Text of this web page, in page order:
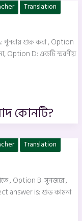
Translation
পুনরায় শুরু করা , Option
Option D: একটি স্মরণীয়
কোনটি?
Translation
, Option B: সুনজরে ,
answer is: শুভ কামনা